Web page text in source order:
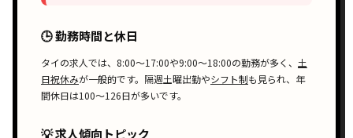
🕒 勤務時間と休日
タイの求人では、 8:00〜17:00や9:00〜18:00の勤務が多く、 土
日祝休みが一般的です。 隔週土曜出勤やシフト制も見られ、 年
間休日は100〜126日が多いです。
💡 求人傾向トピック